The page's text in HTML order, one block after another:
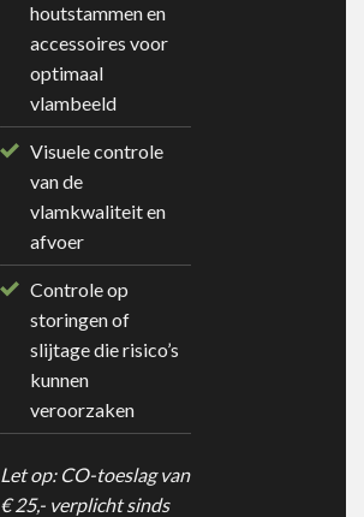
houtstammen en
accessoires voor
optimaal
vlambeeld
Visuele controle
van de
vlamkwaliteit en
afvoer
Controle op
storingen of
slijtage die risico’s
kunnen
veroorzaken
Let op: CO-toeslag van
€ 25,- verplicht sinds